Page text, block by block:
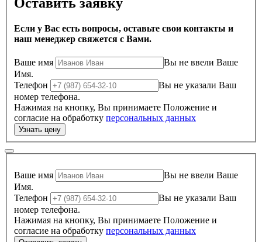
Если у Вас есть вопросы, оставьте свои контакты и
наш менеджер свяжется с Вами.
Ваше имя
Вы не ввели Ваше
Имя.
Телефон
Вы не указали Ваш
номер телефона.
Нажимая на кнопку, Вы принимаете Положение и
согласие на обработку персональных данных
Ваше имя
Вы не ввели Ваше
Имя.
Телефон
Вы не указали Ваш
номер телефона.
Нажимая на кнопку, Вы принимаете Положение и
согласие на обработку персональных данных